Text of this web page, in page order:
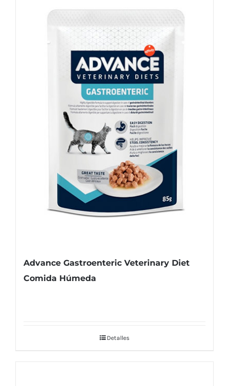
Advance Gastroenteric Veterinary Diet
Comida Húmeda
Detalles